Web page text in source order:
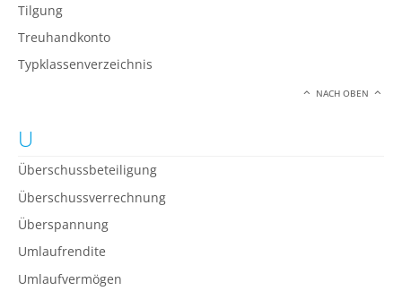
Tilgung
Treuhandkonto
Typklassenverzeichnis
NACH OBEN
U
Überschussbeteiligung
Überschussverrechnung
Überspannung
Umlaufrendite
Umlaufvermögen